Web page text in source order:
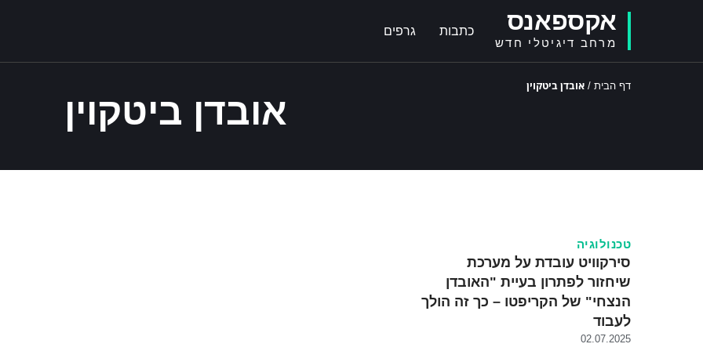
אקספאנס
מרחב דיגיטלי חדש
כתבות גרפים
דף הבית / אובדן ביטקוין
אובדן ביטקוין
טכנולוגיה
סירקוויט עובדת על מערכת
שיחזור לפתרון בעיית "האובדן
הנצחי" של הקריפטו – כך זה הולך
לעבוד
02.07.2025